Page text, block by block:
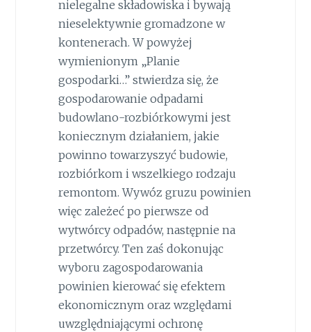
nielegalne składowiska i bywają
nieselektywnie gromadzone w
kontenerach. W powyżej
wymienionym „Planie
gospodarki…” stwierdza się, że
gospodarowanie odpadami
budowlano-rozbiórkowymi jest
koniecznym działaniem, jakie
powinno towarzyszyć budowie,
rozbiórkom i wszelkiego rodzaju
remontom. Wywóz gruzu powinien
więc zależeć po pierwsze od
wytwórcy odpadów, następnie na
przetwórcy. Ten zaś dokonując
wyboru zagospodarowania
powinien kierować się efektem
ekonomicznym oraz względami
uwzględniającymi ochronę